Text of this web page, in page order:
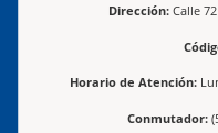
Dirección: Calle
Horario de Atención:
Conmutador: